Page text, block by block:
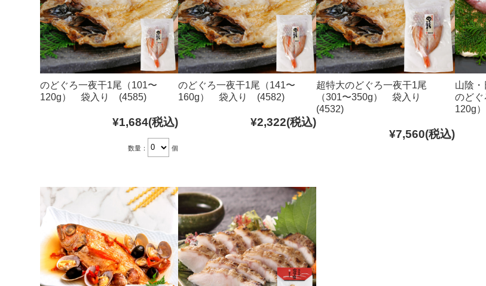
のどぐろ一夜干1尾（101〜
120g） 袋入り (4585)
¥1,684(税込)
数量： 個
のどぐろ一夜干1尾（141〜
160g） 袋入り (4582)
¥2,322(税込)
超特大のどぐろ一夜干1尾
（301〜350g） 袋入り
(4532)
¥7,560(税込)
山陰
のどぐ
120g